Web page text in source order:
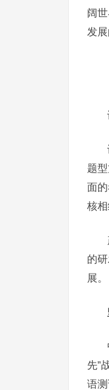
阔
发
题
面
核
的
展。
先”
语